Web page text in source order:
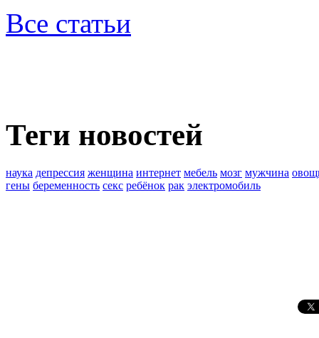
Все статьи
Теги новостей
наука депрессия женщина интернет мебель мозг мужчина
гены беременность секс ребёнок рак электромобиль